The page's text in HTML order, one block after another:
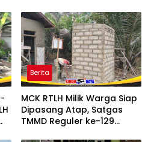
Penghormatan kepada
Jasa Pahlawan
Berita
MCK RTLH Milik Warga Siap
Dipasang Atap, Satgas
TMMD Reguler ke-129